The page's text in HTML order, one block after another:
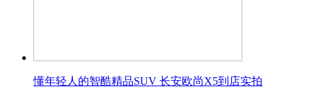
懂年轻人的智酷精品SUV 长安欧尚X5到店实拍